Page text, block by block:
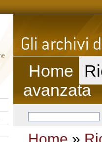
Home
avanzata